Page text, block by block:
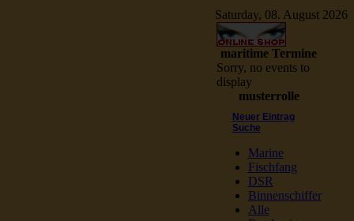
Saturday, 08. August 2026
maritime Termine
Sorry, no events to
display
musterrolle
Neuer Eintrag
Suche
Marine
Fischfang
DSR
Binnenschiffer
Alle